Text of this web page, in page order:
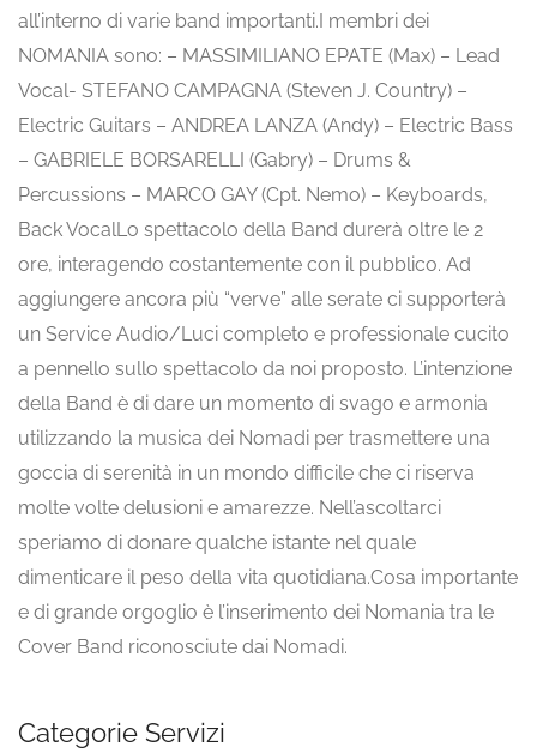
all’interno di varie band importanti.I membri dei
NOMANIA sono: – MASSIMILIANO EPATE (Max) – Lead
Vocal- STEFANO CAMPAGNA (Steven J. Country) –
Electric Guitars – ANDREA LANZA (Andy) – Electric Bass
– GABRIELE BORSARELLI (Gabry) – Drums &
Percussions – MARCO GAY (Cpt. Nemo) – Keyboards,
Back VocalLo spettacolo della Band durerà oltre le 2
ore, interagendo costantemente con il pubblico. Ad
aggiungere ancora più “verve” alle serate ci supporterà
un Service Audio/Luci completo e professionale cucito
a pennello sullo spettacolo da noi proposto. L’intenzione
della Band è di dare un momento di svago e armonia
utilizzando la musica dei Nomadi per trasmettere una
goccia di serenità in un mondo difficile che ci riserva
molte volte delusioni e amarezze. Nell’ascoltarci
speriamo di donare qualche istante nel quale
dimenticare il peso della vita quotidiana.Cosa importante
e di grande orgoglio è l’inserimento dei Nomania tra le
Cover Band riconosciute dai Nomadi.
Categorie Servizi